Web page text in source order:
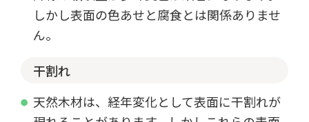
しかし表面の色あせと腐食とは関係ありませ
ん。
干割れ
天然木材は、経年変化として表面に干割れが